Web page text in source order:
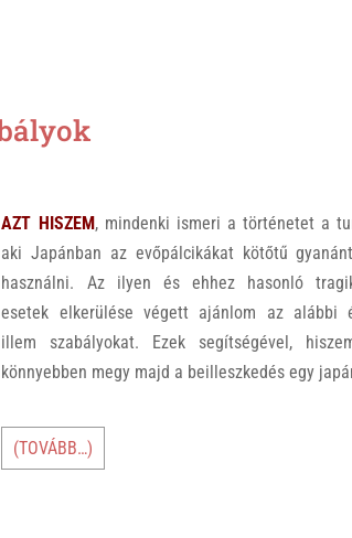
AZT HISZEM, mindenki ismeri a történetet a
aki Japánban az evőpálcikákat kötőtű
használni. Az ilyen és ehhez hasonló
esetek elkerülése végett ajánlom az alábbi
illem szabályokat. Ezek segítségével,
könnyebben megy majd a beilleszkedés egy
(TOVÁBB…)